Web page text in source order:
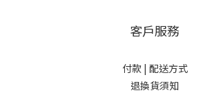
客戶服務
付款 | 配送方式
退換貨須知